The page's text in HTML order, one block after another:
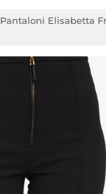
Pantaloni Elisabetta